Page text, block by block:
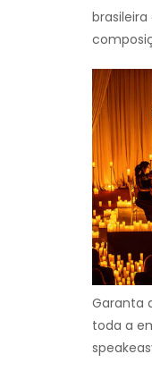
brasileira
Garanta
toda a